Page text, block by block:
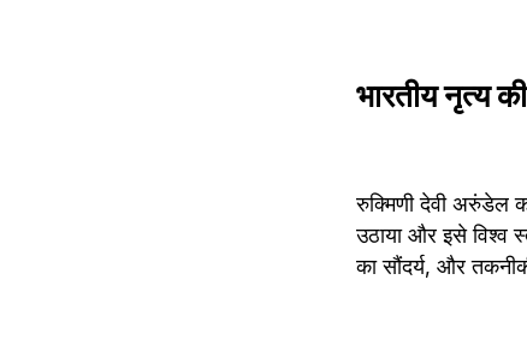
भारतीय नृत्य
रुक्मिणी देवी अरुंडेल
उठाया और इसे विश्व
का सौंदर्य, और